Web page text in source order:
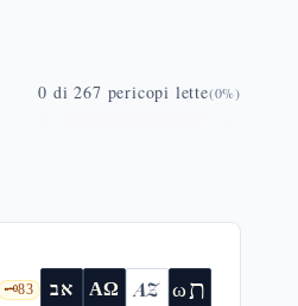
0 di 267 pericopi lette(0%)
🗝️83 אב ΑΩ AZ ωת